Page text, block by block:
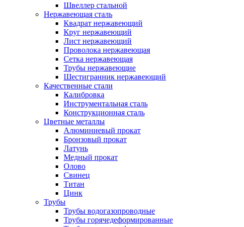
Швеллер стальной
Нержавеющая сталь
Квадрат нержавеющий
Круг нержавеющий
Лист нержавеющий
Проволока нержавеющая
Сетка нержавеющая
Трубы нержавеющие
Шестигранник нержавеющий
Качественные стали
Калибровка
Инструментальная сталь
Конструкционная сталь
Цветные металлы
Алюминиевый прокат
Бронзовый прокат
Латунь
Медный прокат
Олово
Свинец
Титан
Цинк
Трубы
Трубы водогазопроводные
Трубы горячедеформированные